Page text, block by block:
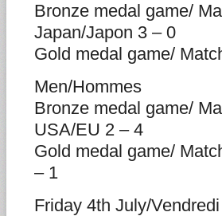
Bronze medal game/
Japan/Japon 3 – 0
Gold medal game/
Men/Hommes
Bronze medal game/
USA/EU 2 – 4
Gold medal game/
– 1
Friday 4th July/